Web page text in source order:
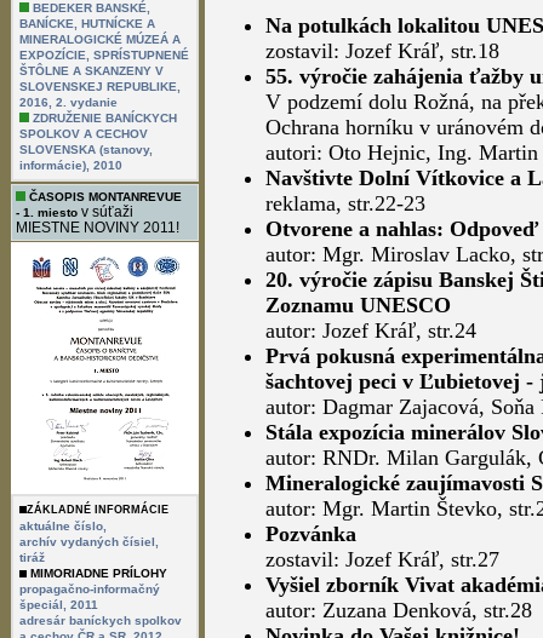
BEDEKER BANSKÉ,
BANÍCKE, HUTNÍCKE A
MINERALOGICKÉ MÚZEÁ A
EXPOZÍCIE, SPRÍSTUPNENÉ
ŠTÔLNE A SKANZENY V
SLOVENSKEJ REPUBLIKE,
2016, 2. vydanie
ZDRUŽENIE BANÍCKYCH
SPOLKOV A CECHOV
SLOVENSKA (stanovy,
informácie), 2010
ČASOPIS MONTANREVUE
- 1. miesto v súťaži
MIESTNE NOVINY 2011!
ZÁKLADNÉ INFORMÁCIE
aktuálne číslo,
archív vydaných čísiel,
tiráž
MIMORIADNE PRÍLOHY
propagačno-informačný
špeciál, 2011
adresár baníckych spolkov
Na potulkách lokalitou
zostavil: Jozef Kráľ, str.18
55. výročie zahájenia ťažby
V podzemí dolu Rožná, na
Ochrana horníku v uránovém
autori: Oto Hejnic, Ing. Martin
Navštivte Dolní Vítkovice a
reklama, str.22-23
Otvorene a nahlas:
autor: Mgr. Miroslav Lacko,
20. výročie zápisu Banskej
Zoznamu UNESCO
autor: Jozef Kráľ, str.24
Prvá pokusná
šachtovej peci v Ľubietovej -
autor: Dagmar Zajacová,
Stála expozícia minerálov
autor: RNDr. Milan Gargulák,
Mineralogické zaujímavosti
autor: Mgr. Martin Števko,
Pozvánka
zostavil: Jozef Kráľ, str.27
Vyšiel zborník Vivat
autor: Zuzana Denková, str.28